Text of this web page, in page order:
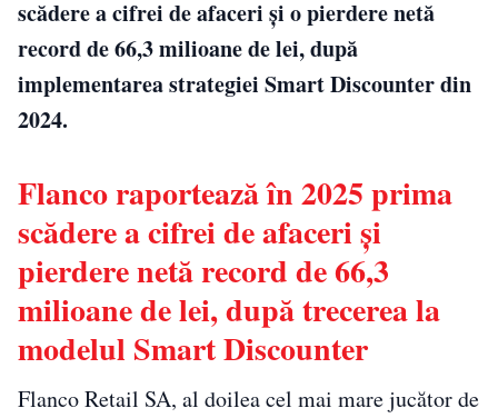
scădere a cifrei de afaceri și o pierdere netă
record de 66,3 milioane de lei, după
implementarea strategiei Smart Discounter din
2024.
Flanco raportează în 2025 prima
scădere a cifrei de afaceri și
pierdere netă record de 66,3
milioane de lei, după trecerea la
modelul Smart Discounter
Flanco Retail SA, al doilea cel mai mare jucător de